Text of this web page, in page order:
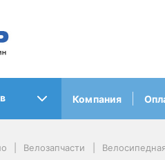
Компания
Велозапчасти